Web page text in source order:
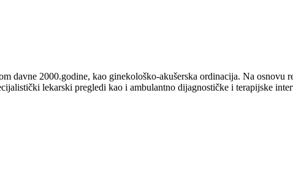
davne 2000.godine, kao ginekološko-akušerska ordinacija. Na
lekarski pregledi kao i ambulantno dijagnostičke i terapijske